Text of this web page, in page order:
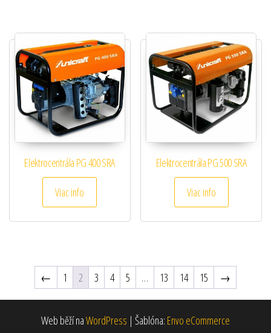
Elektrocentrála PG 400 SRA
Viac info
Elektrocentrála PG 500 SRA
Viac info
← 1 2 3 4 5 … 13 14 15 →
Web běží naWordPress | Šablóna: Envo eCommerce